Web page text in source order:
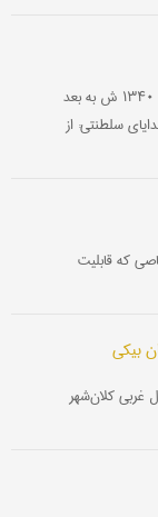
سابقاً کاخ تابستانی شمس پهلوی در سعدآباد که از دهۀ ۱۳۴۰ ش به بعد
سلطنتی: از
که قابلیت
بیکی
غربی کلان‌شهر